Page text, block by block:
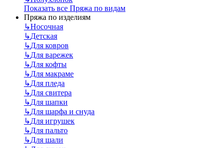
Показать все Пряжа по видам
Пряжа по изделиям
↳Носочная
↳Детская
↳Для ковров
↳Для варежек
↳Для кофты
↳Для макраме
↳Для пледа
↳Для свитера
↳Для шапки
↳Для шарфа и снуда
↳Для игрушек
↳Для пальто
↳Для шали